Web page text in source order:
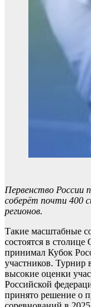
Первенство России
соберёт почти 400
регионов.
Такие масштабные
состоятся в
принимал Кубок
участников. Турнир
высокие оценки
Российской
принято решение о